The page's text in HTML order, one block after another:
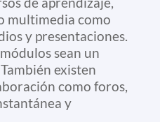
multimedia como
y presentaciones.
sean un
existen
como foros,
y